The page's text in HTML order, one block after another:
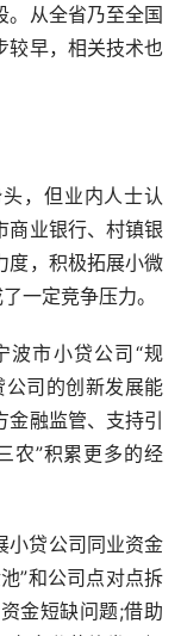
。从全省乃至全国
较早，相关技术也
，但业内人士认
商业银行、村镇银
度，积极拓展小微
一定竞争压力。
波市小贷公司“规
公司的创新发展能
金融监管、支持引
农”积累更多的经
小贷公司同业资金
”和公司点对点拆
金短缺问题;借助